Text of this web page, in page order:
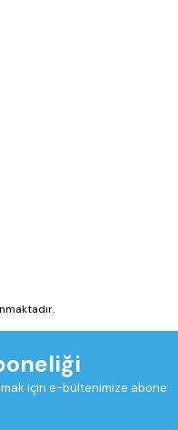
için e-bültenimize abone